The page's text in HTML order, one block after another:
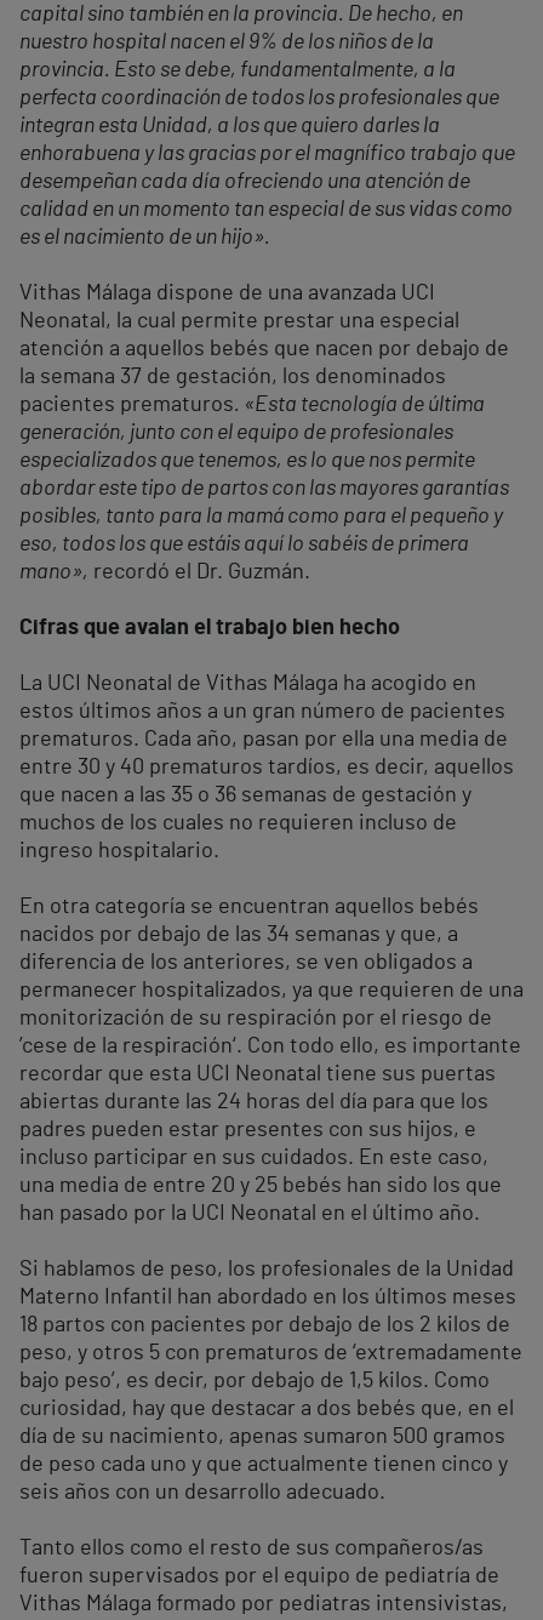
capital sino también en la provincia. De hecho, en
nuestro hospital nacen el 9% de los niños de la
provincia. Esto se debe, fundamentalmente, a la
perfecta coordinación de todos los profesionales que
integran esta Unidad, a los que quiero darles la
enhorabuena y las gracias por el magnífico trabajo que
desempeñan cada día ofreciendo una atención de
calidad en un momento tan especial de sus vidas como
es el nacimiento de un hijo».
Vithas Málaga dispone de una avanzada UCI
Neonatal, la cual permite prestar una especial
atención a aquellos bebés que nacen por debajo de
la semana 37 de gestación, los denominados
pacientes prematuros. «Esta tecnología de última
generación, junto con el equipo de profesionales
especializados que tenemos, es lo que nos permite
abordar este tipo de partos con las mayores garantías
posibles, tanto para la mamá como para el pequeño y
eso, todos los que estáis aquí lo sabéis de primera
mano», recordó el Dr. Guzmán.
Cifras que avalan el trabajo bien hecho
La UCI Neonatal de Vithas Málaga ha acogido en
estos últimos años a un gran número de pacientes
prematuros. Cada año, pasan por ella una media de
entre 30 y 40 prematuros tardíos, es decir, aquellos
que nacen a las 35 o 36 semanas de gestación y
muchos de los cuales no requieren incluso de
ingreso hospitalario.
En otra categoría se encuentran aquellos bebés
nacidos por debajo de las 34 semanas y que, a
diferencia de los anteriores, se ven obligados a
permanecer hospitalizados, ya que requieren de una
monitorización de su respiración por el riesgo de
’cese de la respiración‘. Con todo ello, es importante
recordar que esta UCI Neonatal tiene sus puertas
abiertas durante las 24 horas del día para que los
padres pueden estar presentes con sus hijos, e
incluso participar en sus cuidados. En este caso,
una media de entre 20 y 25 bebés han sido los que
han pasado por la UCI Neonatal en el último año.
Si hablamos de peso, los profesionales de la Unidad
Materno Infantil han abordado en los últimos meses
18 partos con pacientes por debajo de los 2 kilos de
peso, y otros 5 con prematuros de ‘extremadamente
bajo peso’, es decir, por debajo de 1,5 kilos. Como
curiosidad, hay que destacar a dos bebés que, en el
día de su nacimiento, apenas sumaron 500 gramos
de peso cada uno y que actualmente tienen cinco y
seis años con un desarrollo adecuado.
Tanto ellos como el resto de sus compañeros/as
fueron supervisados por el equipo de pediatría de
Vithas Málaga formado por pediatras intensivistas,